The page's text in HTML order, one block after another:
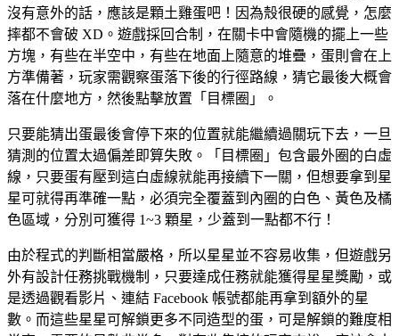
沒有意外的話，應該是顆土雞蛋吧！因為殼很硬的感覺，怎麼
摔都不會破 XD。遊戲採回合制，在關卡中會隨機的擺上一些
方塊，有些在半空中，有些在地面上隨意的堆疊，蛋則會在上
方準備著，玩家需觀察蛋落下後的行徑路線，猜它最後大概會
落在什麼地方，然後點擊放置「目標圈」。
只要能猜出蛋最後會停下來的位置就能繼續過關玩下去，一旦
猜測的位置太過偏差即算失敗。「目標圈」包含最外圈的白虛
線，只要蛋有壓到這白虛線就能再接續下一關，但想要拿到星
星可就得再準確一點，必須完全覆蓋到內圈的白色、黃色及橘
色區域，分別可獲得 1~3 顆星，少蓋到一點都不行！
由於程式的判斷相當嚴格，所以星星並不容易收集，但遊戲另
外有設計任務挑戰機制，只要達成任務就能獲得星星獎勵，或
是透過觀看影片、連結 Facebook 帳號都能再拿到額外的星
數。而這些星星可解鎖更多不同造型的蛋，可是解鎖的難度相